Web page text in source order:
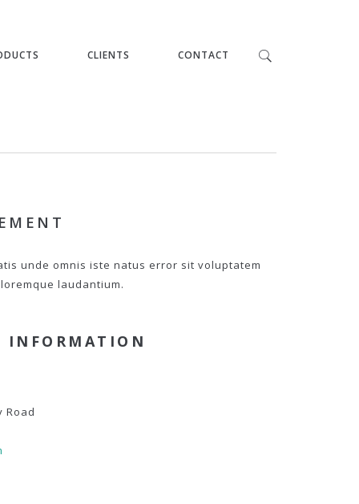
CLIENTS CONTACT
unde omnis iste natus error sit voluptatem
laudantium.
INFORMATION
Road